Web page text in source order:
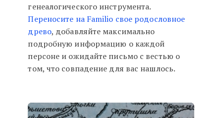
генеалогического инструмента.
Переносите на Familio свое родословное
древо, добавляйте максимально
подробную информацию о каждой
персоне и ожидайте письмо с вестью о
том, что совпадение для вас нашлось.